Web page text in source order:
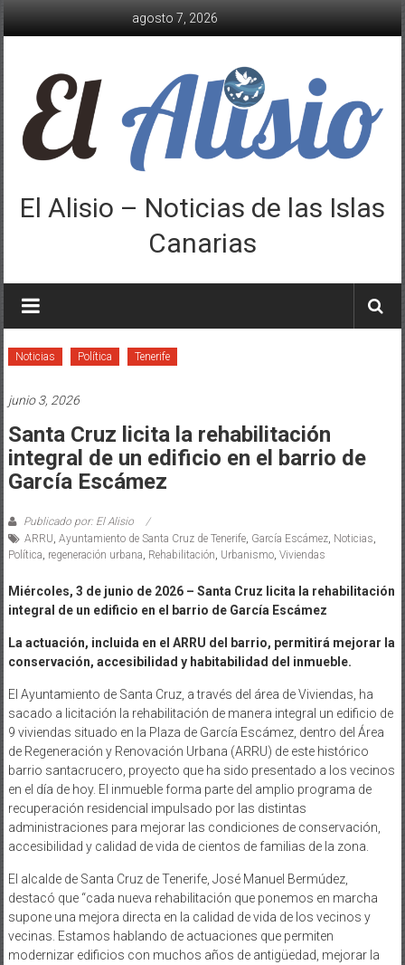
agosto 7, 2026
El Alisio – Noticias de las Islas
Canarias
Noticias Política Tenerife
junio 3, 2026
Santa Cruz licita la rehabilitación
integral de un edificio en el barrio de
García Escámez
Publicado por: El Alisio
ARRU, Ayuntamiento de Santa Cruz de Tenerife, García Escámez, Noticias,
Política, regeneración urbana, Rehabilitación, Urbanismo, Viviendas
Miércoles, 3 de junio de 2026 – Santa Cruz licita la rehabilitación
integral de un edificio en el barrio de García Escámez
La actuación, incluida en el ARRU del barrio, permitirá mejorar la
conservación, accesibilidad y habitabilidad del inmueble.
El Ayuntamiento de Santa Cruz, a través del área de Viviendas, ha
sacado a licitación la rehabilitación de manera integral un edificio de
9 viviendas situado en la Plaza de García Escámez, dentro del Área
de Regeneración y Renovación Urbana (ARRU) de este histórico
barrio santacrucero, proyecto que ha sido presentado a los vecinos
en el día de hoy. El inmueble forma parte del amplio programa de
recuperación residencial impulsado por las distintas
administraciones para mejorar las condiciones de conservación,
accesibilidad y calidad de vida de cientos de familias de la zona.
El alcalde de Santa Cruz de Tenerife, José Manuel Bermúdez,
destacó que “cada nueva rehabilitación que ponemos en marcha
supone una mejora directa en la calidad de vida de los vecinos y
vecinas. Estamos hablando de actuaciones que permiten
modernizar edificios con muchos años de antigüedad, mejorar la